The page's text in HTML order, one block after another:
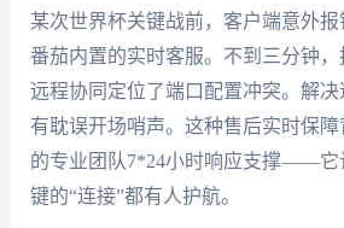
某次世界杯关键战前，客户端意外
番茄内置的实时客服。不到三分钟
远程协同定位了端口配置冲突。解
有耽误开场哨声。这种售后实时保
的专业团队7*24小时响应支撑——它
键的“连接”都有人护航。